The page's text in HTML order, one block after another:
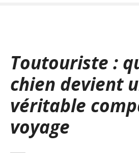
Toutouriste :
chien devient
véritable
voyage